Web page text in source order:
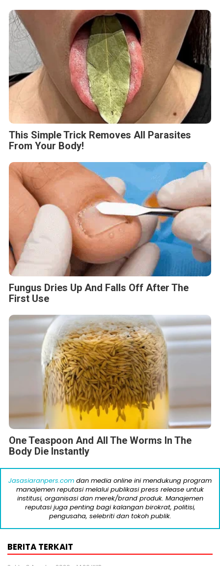
This Simple Trick Removes All Parasites
From Your Body!
Fungus Dries Up And Falls Off After The
First Use
One Teaspoon And All The Worms In The
Body Die Instantly
Jasasiaranpers.com dan media online ini mendukung program
manajemen reputasi melalui publikasi press release untuk
institusi, organisasi dan merek/brand produk. Manajemen
reputasi juga penting bagi kalangan birokrat, politisi,
pengusaha, selebriti dan tokoh publik.
BERITA TERKAIT